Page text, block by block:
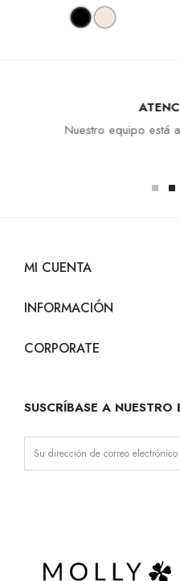
Nuestro equipo está a
MI CUENTA
INFORMACIÓN
CORPORATE
SUSCRÍBASE A NUESTRO